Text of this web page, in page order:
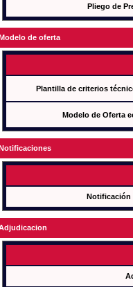
Pliego de
de oferta
Plantilla de criterios
Modelo de Oferta
Notificación